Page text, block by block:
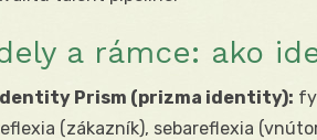
a rámce: ako
Prism (prizma identity):
(zákazník), sebareflexia